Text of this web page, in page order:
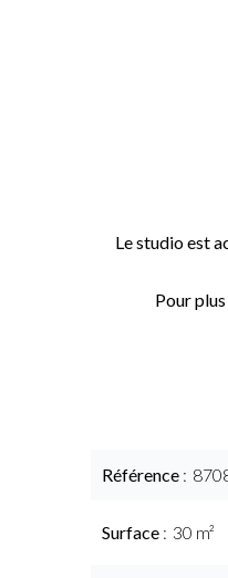
Le studio est
Pour
Référence
Surface 30 m²